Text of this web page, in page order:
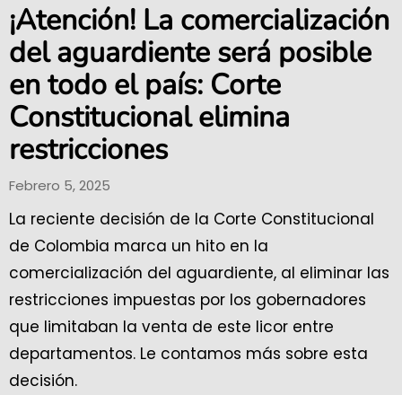
¡Atención! La comercialización
del aguardiente será posible
en todo el país: Corte
Constitucional elimina
restricciones
Febrero 5, 2025
La reciente decisión de la Corte Constitucional
de Colombia marca un hito en la
comercialización del aguardiente, al eliminar las
restricciones impuestas por los gobernadores
que limitaban la venta de este licor entre
departamentos. Le contamos más sobre esta
decisión.